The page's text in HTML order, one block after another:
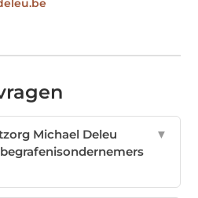
Michael Deleu
▼